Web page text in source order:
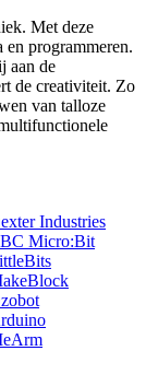
Met deze
en programmeren.
aan de
de creativiteit. Zo
van talloze
Industries
Micro:Bit